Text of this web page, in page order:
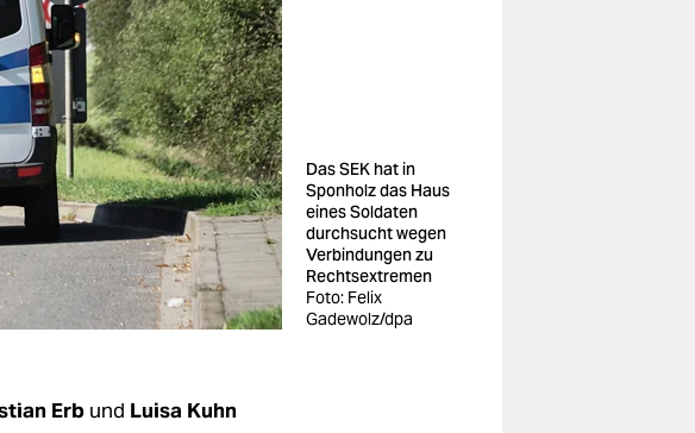
Das SEK hat in
Sponholz das Haus
eines Soldaten
durchsucht wegen
Verbindungen zu
Rechtsextremen
Foto: Felix
Gadewolz/dpa
Erb und Luisa Kuhn